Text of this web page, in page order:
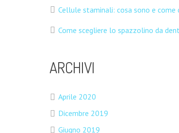
Cellule staminali: cosa sono e come
Come scegliere lo spazzolino da
ARCHIVI
Aprile 2020
Dicembre 2019
Giugno 2019